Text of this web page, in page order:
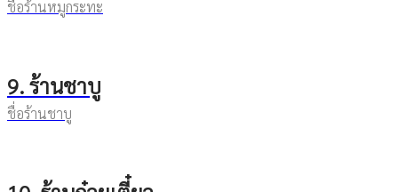
ชื่อร้านหมูกระทะ
9. ร้านชาบู
ชื่อร้านชาบู